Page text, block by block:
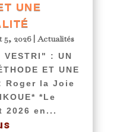
UNE
5, 2026|Actualités
VESTRI" : UN
ET UNE
Roger la Joie
*Le
2026 en...